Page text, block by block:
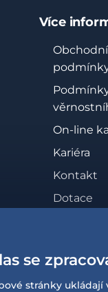
Více
Obchodní
On-line
Kariéra
Kontakt
Dotace
se
stránky ukládají